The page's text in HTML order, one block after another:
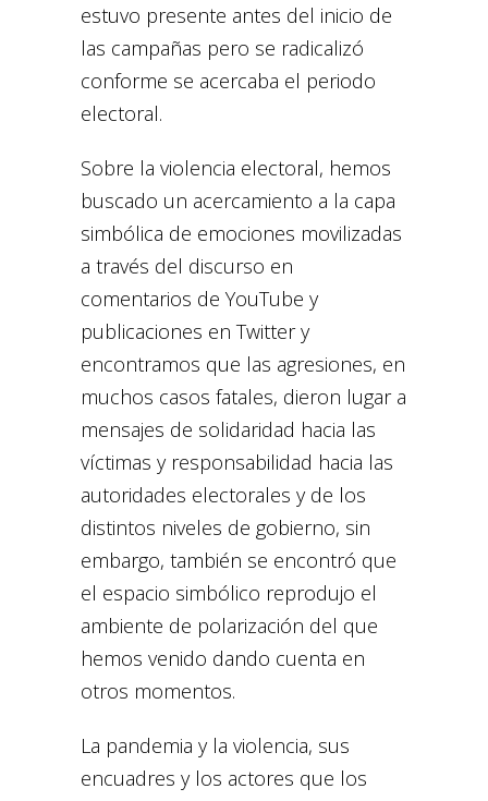
estuvo presente antes del inicio de
las campañas pero se radicalizó
conforme se acercaba el periodo
electoral.
Sobre la violencia electoral, hemos
buscado un acercamiento a la capa
simbólica de emociones movilizadas
a través del discurso en
comentarios de YouTube y
publicaciones en Twitter y
encontramos que las agresiones, en
muchos casos fatales, dieron lugar a
mensajes de solidaridad hacia las
víctimas y responsabilidad hacia las
autoridades electorales y de los
distintos niveles de gobierno, sin
embargo, también se encontró que
el espacio simbólico reprodujo el
ambiente de polarización del que
hemos venido dando cuenta en
otros momentos.
La pandemia y la violencia, sus
encuadres y los actores que los